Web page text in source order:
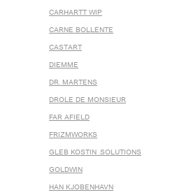
CARHARTT WIP
CARNE BOLLENTE
CASTART
DIEMME
DR. MARTENS
DROLE DE MONSIEUR
FAR AFIELD
FRIZMWORKS
GLEB KOSTIN .SOLUTIONS
GOLDWIN
HAN KJOBENHAVN